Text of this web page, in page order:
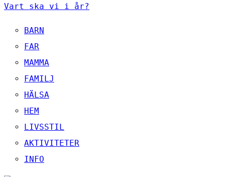
Vart ska vi i år?
BARN
FAR
MAMMA
FAMILJ
HÄLSA
HEM
LIVSSTIL
AKTIVITETER
INFO